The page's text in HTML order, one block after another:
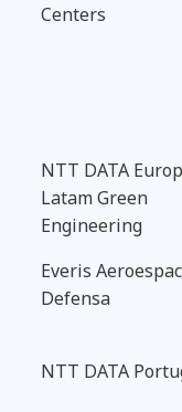
Centers
NTT DATA
Latam Green
Engineering
Everis
Defensa
NTT DATA